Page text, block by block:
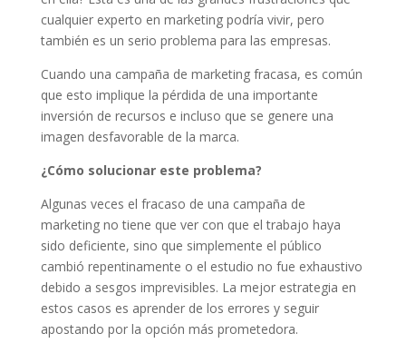
cualquier experto en marketing podría vivir, pero
también es un serio problema para las empresas.
Cuando una campaña de marketing fracasa, es común
que esto implique la pérdida de una importante
inversión de recursos e incluso que se genere una
imagen desfavorable de la marca.
¿Cómo solucionar este problema?
Algunas veces el fracaso de una campaña de
marketing no tiene que ver con que el trabajo haya
sido deficiente, sino que simplemente el público
cambió repentinamente o el estudio no fue exhaustivo
debido a sesgos imprevisibles. La mejor estrategia en
estos casos es aprender de los errores y seguir
apostando por la opción más prometedora.